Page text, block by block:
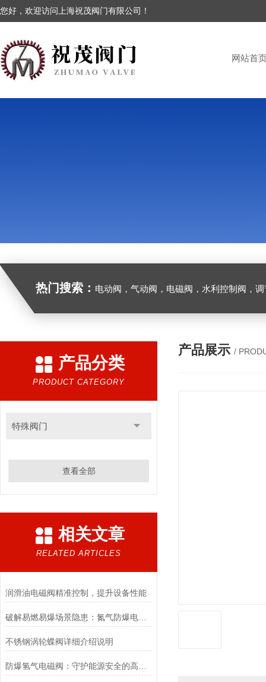
您好，欢迎访问上海祝茂阀门有限公司！
网站首
热门搜索： 电动阀，气动阀，电磁阀，水利控制阀，调节
产品分类
PRODUCT CATEGORY
特殊阀门
查看全部
相关文章
RELATED ARTICLES
润滑油电磁阀精准控制，提升设备性能
破解易燃易爆场景隐患：氮气防爆电磁阀的安全适配优化方案
不锈钢涡轮蝶阀详细介绍说明
产品展示 /